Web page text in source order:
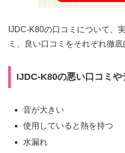
IJDC-K80の口コミについて、
ミ、良い口コミをそれぞれ徹底
IJDC-K80の悪い口コミや
音が大きい
使用していると熱を持つ
水漏れ